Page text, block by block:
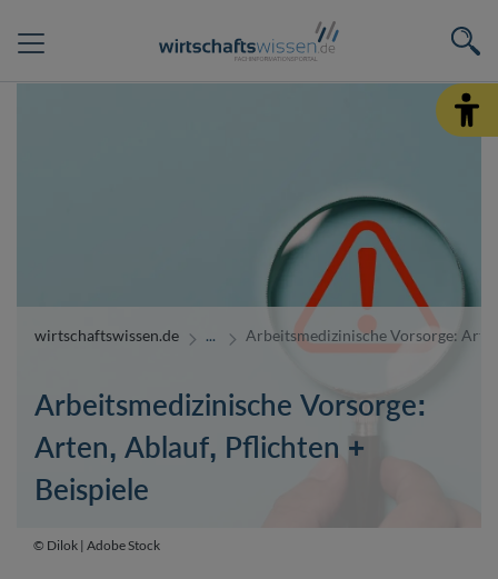
wirtschaftswissen.de Arbeitsmedizinische Vorsorge:
Arbeitsmedizinische Vorsorge:
Arten, Ablauf, Pflichten +
Beispiele
© Dilok | Adobe Stock